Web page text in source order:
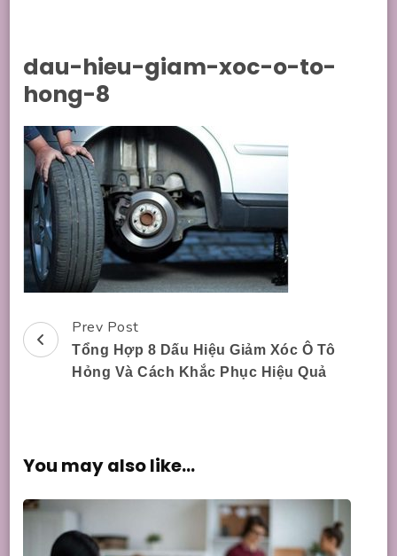
dau-hieu-giam-xoc-o-to-
hong-8
Post
Navigation
Prev Post
Tổng Hợp 8 Dấu Hiệu Giảm Xóc Ô Tô
Hỏng Và Cách Khắc Phục Hiệu Quả
You may also like...